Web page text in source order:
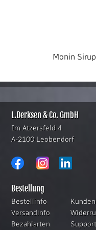
Monin
L.Derksen & Co. GmbH
Im Atzersfeld 4
A-2100 Leobendorf
Bestellung
Bestellinfo
Versandinfo
Bezahlarten
Support